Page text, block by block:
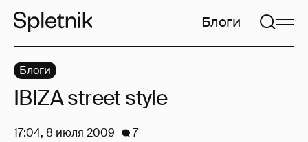
Блоги
Блоги
IBIZA street style
17:04, 8 июля 2009
7